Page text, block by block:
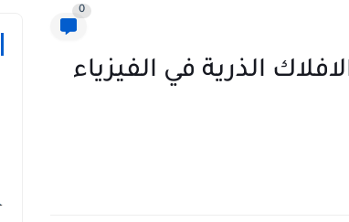
0
الذرية في الفيزياء